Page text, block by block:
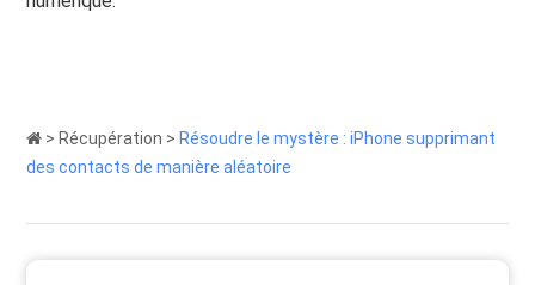
> Récupération > Résoudre le mystère : iPhone supprimant
des contacts de manière aléatoire